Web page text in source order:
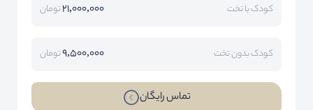
کودک با تخت 21,000,000تومان
کودک بدون تخت 9,500,000تومان
تماس رایگان